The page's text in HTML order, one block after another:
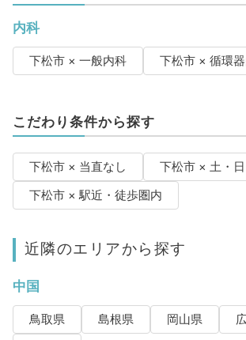
内科
下松市 × 一般内科 下松市 × 循環
こだわり条件から探す
下松市 × 当直なし
下松市 × 土・
下松市 × 駅近・徒歩圏内
近隣のエリアから探す
中国
鳥取県 島根県 岡山県